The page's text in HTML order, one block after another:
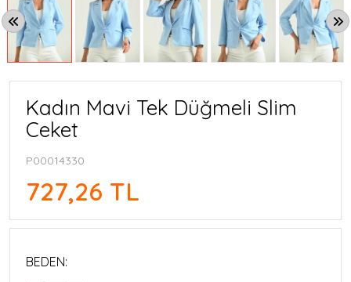
Kadın Mavi Tek Düğmeli Slim
Ceket
P00014330
727,26 TL
BEDEN: